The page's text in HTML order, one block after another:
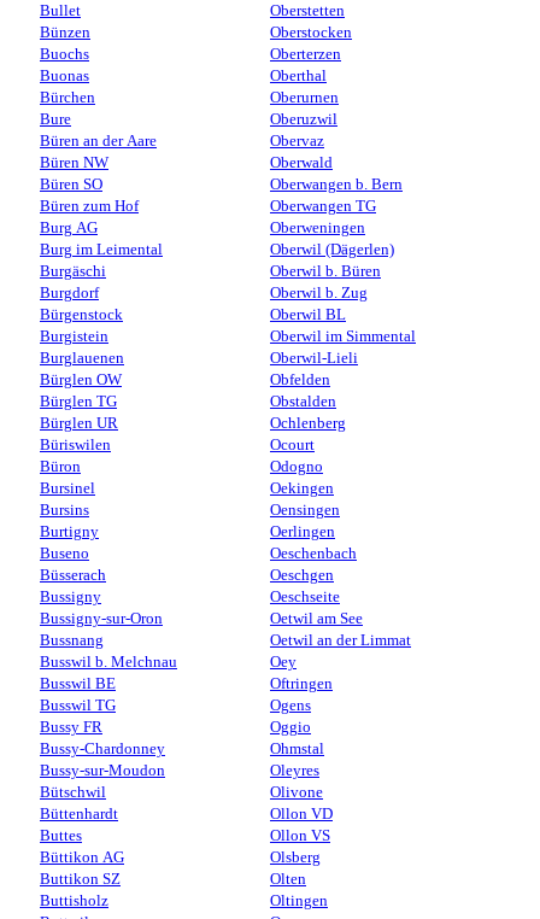
Bullet
Bünzen
Buochs
Buonas
Bürchen
Bure
Büren an der Aare
Büren NW
Büren SO
Büren zum Hof
Burg AG
Burg im Leimental
Burgäschi
Burgdorf
Bürgenstock
Burgistein
Burglauenen
Bürglen OW
Bürglen TG
Bürglen UR
Büriswilen
Büron
Bursinel
Bursins
Burtigny
Buseno
Büsserach
Bussigny
Bussigny-sur-Oron
Bussnang
Busswil b. Melchnau
Busswil BE
Busswil TG
Bussy FR
Bussy-Chardonney
Bussy-sur-Moudon
Bütschwil
Büttenhardt
Buttes
Büttikon AG
Buttikon SZ
Buttisholz
Oberstetten
Oberstocken
Oberterzen
Oberthal
Oberurnen
Oberuzwil
Obervaz
Oberwald
Oberwangen b. Bern
Oberwangen TG
Oberweningen
Oberwil (Dägerlen)
Oberwil b. Büren
Oberwil b. Zug
Oberwil BL
Oberwil im Simmental
Oberwil-Lieli
Obfelden
Obstalden
Ochlenberg
Ocourt
Odogno
Oekingen
Oensingen
Oerlingen
Oeschenbach
Oeschgen
Oeschseite
Oetwil am See
Oetwil an der Limmat
Oey
Oftringen
Ogens
Oggio
Ohmstal
Oleyres
Olivone
Ollon VD
Ollon VS
Olsberg
Olten
Oltingen